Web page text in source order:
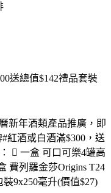
送總值$142禮品套裝
新年酒類產品推廣，即
紅酒或白酒滿$300，送
 一盒 可口可樂4罐高
費列羅金莎Origins T24
9x250毫升(價值$27)